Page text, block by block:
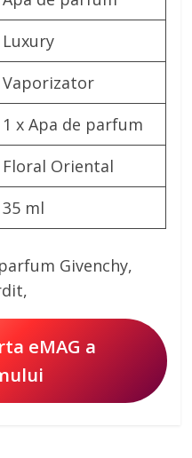
Luxury
Vaporizator
1 x Apa de parfum
Floral Oriental
35 ml
Givenchy,
eMAG a